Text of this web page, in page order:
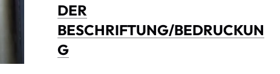
DER
BESCHRIFTUNG/BEDRUCKUN
G